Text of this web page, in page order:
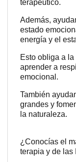
terapéutico.
Además,
estado
energía y el
Esto obliga a
aprender a
emocional.
También
grandes y
la naturaleza.
¿Conocías el
terapia y de las